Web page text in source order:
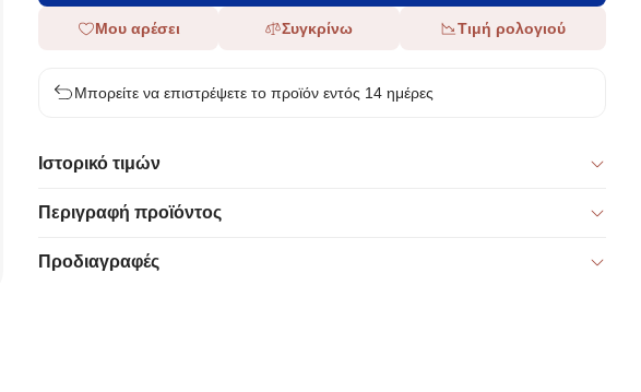
Μου αρέσει Συγκρίνω Τιμή ρολογιού
Μπορείτε να επιστρέψετε το προϊόν εντός 14 ημέρες
Ιστορικό τιμών
Περιγραφή προϊόντος
Προδιαγραφές